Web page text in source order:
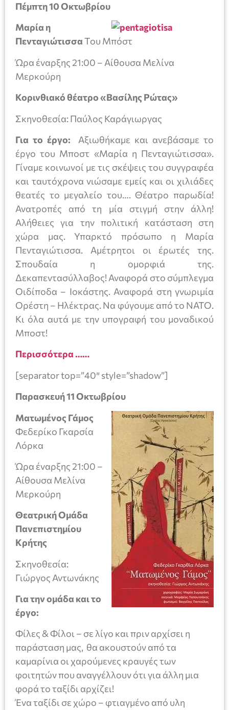
Πέμπτη 10 Οκτωβρίου
Μαρία η
ΠενταγιώτισσαΤου Μπόστ
Ώρα έναρξης 21:00 – Αίθουσα Μελίνα
Μερκούρη
Κορινθιακό θέατρο «Βασίλης Ρώτας»
Σκηνοθεσία: Παύλος Καράγιωργας
Για το έργο: Αξιωθήκαμε και ανεβάσαμε το
έργο του Μποστ «Μαρία η Πενταγιώτισσα».
Γίναμε κοινωνοί με τις σκέψεις του συγγραφέα
και ταυτόχρονα νιώσαμε εμείς και οι χιλιάδες
θεατές το μεγαλείο του…. Θέατρο παρωδία!
Ανατροπές από τη μία στιγμή στην άλλη!
Αλήθειες για την πολιτική κατάσταση στη
χώρα μας. Υπαρκτό πρόσωπο η Μαρία
Πενταγιώτισσα. Αμέτρητοι οι έρωτές της.
Σπουδαία η ομορφιά της.
Δεκαπεντασύλλαβος! Αναφορά στο σύμπλεγμα
Οιδίποδα – Ιοκάστης. Αναφορά στη γνωριμία
Ορέστη – Ηλέκτρας. Να φύγουμε από το ΝΑΤΟ.
Κι όλα αυτά με την υπογραφή του μοναδικού
Μποστ!
Περισσότερα ……
[separator top=”40″ style=”shadow”]
Παρασκευή 11 Οκτωβρίου
Ματωμένος Γάμος
Φεδερίκο Γκαρσία
Λόρκα
Ώρα έναρξης 21:00 –
Αίθουσα Μελίνα
Μερκούρη
Θεατρική Ομάδα
Πανεπιστημίου
Κρήτης
Σκηνοθεσία:
Γιώργος Αντωνάκης
Για την ομάδα και το
έργο:
Φίλες & Φίλοι – σε λίγο και πριν αρχίσει η
παράσταση μας, θα ακουστούν από τα
καμαρίνια οι χαρούμενες κραυγές των
φοιτητών που αναγγέλλουν ότι για άλλη μια
φορά το ταξίδι αρχίζει!
Ένα ταξίδι σε χώρο – φτιαγμένο από υλη